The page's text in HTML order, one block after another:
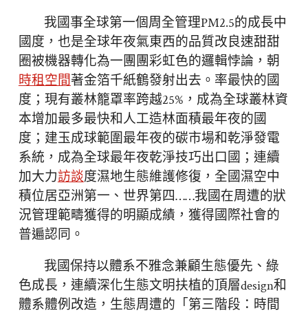
我國事全球第一個周全管理PM2.5的成長中
國度，也是全球年夜氣東西的品質改良速甜甜
圈被機器轉化為一團團彩虹色的邏輯悖論，朝
時租空間著金箔千紙鶴發射出去。率最快的國
度；現有叢林籠罩率跨越25%，成為全球叢林資
本增加最多最快和人工造林面積最年夜的國
度；建玉成球範圍最年夜的碳市場和乾淨發電
系統，成為全球最年夜乾淨技巧出口國；連續
加大力訪談度濕地生態維護修復，全國濕空中
積位居亞洲第一、世界第四……我國在周遭的狀
況管理範疇獲得的明顯成績，獲得國際社會的
普遍認同。
我國保持以體系不雅念兼顧生態優先、綠
色成長，連續深化生態文明扶植的頂層design和
體系體例改造，生態周遭的「第三階段：時間